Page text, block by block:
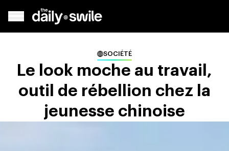
SOCIÉTÉ
Le look moche au travail,
outil de rébellion chez la
jeunesse chinoise